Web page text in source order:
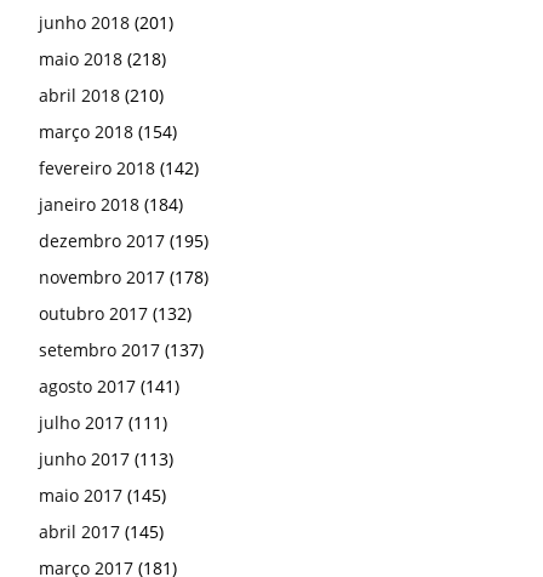
junho 2018 (201)
maio 2018 (218)
abril 2018 (210)
março 2018 (154)
fevereiro 2018 (142)
janeiro 2018 (184)
dezembro 2017 (195)
novembro 2017 (178)
outubro 2017 (132)
setembro 2017 (137)
agosto 2017 (141)
julho 2017 (111)
junho 2017 (113)
maio 2017 (145)
abril 2017 (145)
março 2017 (181)